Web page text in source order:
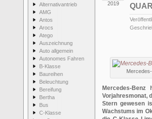
Alternativantrieb
AMG
Antos
Arocs
Atego
Auszeichnung
Auto allgemein
Autonomes Fahren
B-Klasse
Baureihen
Beleuchtung
Bereifung
Bertha
Bus
C-Klasse
2019
Mercedes-
Vorjahresmonat,
Stern gewesen
Wachstums im